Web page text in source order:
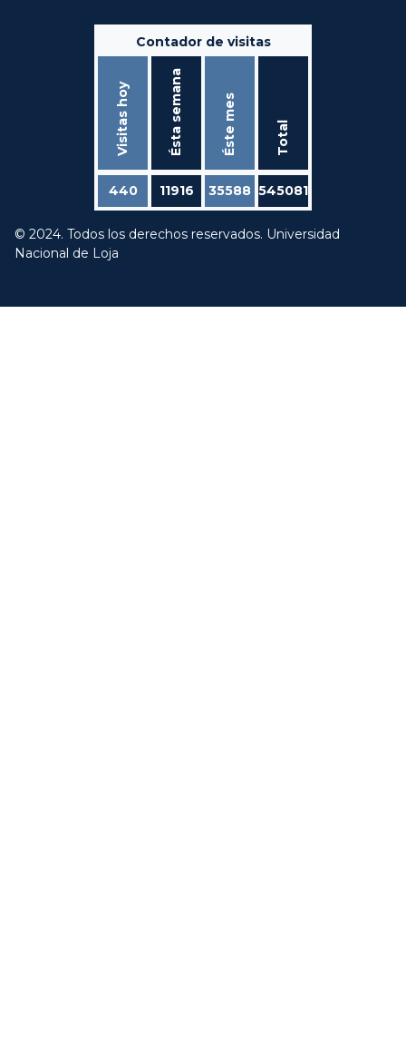
Contador de visitas
Visitas hoy Ésta semana Éste mes Total
440 11916 35588 545081
© 2024. Todos los derechos reservados. Universidad
Nacional de Loja